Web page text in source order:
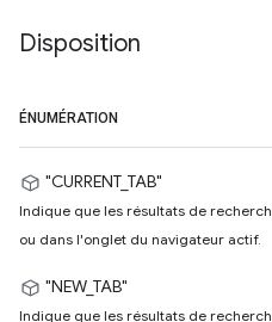
Disposition
ÉNUMÉRATION
"CURRENT_TAB"
Indique que les résultats de
ou dans l'onglet du navigateur actif.
"NEW_TAB"
Indique que les résultats de